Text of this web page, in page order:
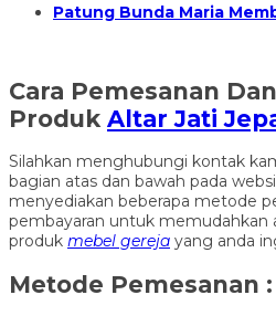
Patung Bunda Maria
Cara Pemesanan
Produk Altar Jati
Silahkan menghubungi kontak
bagian atas dan bawah pada
menyediakan beberapa metode
pembayaran untuk memudahkan
produk mebel gereja yang anda
Metode Pemesanan :